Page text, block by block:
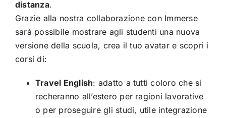
distanza.
Grazie alla nostra collaborazione con Immerse
sarà possibile mostrare agli studenti una nuova
versione della scuola, crea il tuo avatar e scopri i
corsi di:
Travel English: adatto a tutti coloro che si
recheranno all’estero per ragioni lavorative
o per proseguire gli studi, utile integrazione